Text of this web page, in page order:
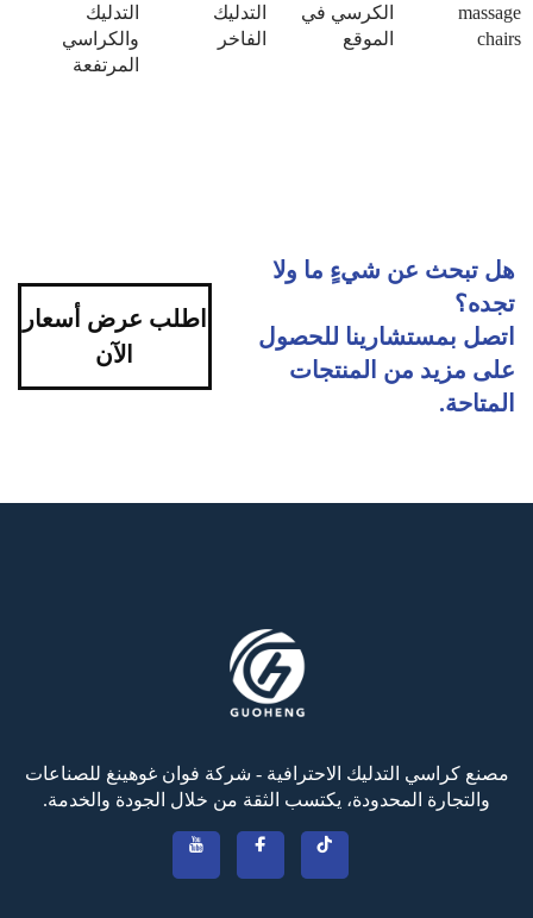
massage
chairs
الكرسي في
الموقع
التدليك
الفاخر
التدليك
والكراسي
المرتفعة
هل تبحث عن شيءٍ ما ولا
تجده؟
اتصل بمستشارينا للحصول
على مزيد من المنتجات
المتاحة.
اطلب عرض أسعار
الآن
مصنع كراسي التدليك الاحترافية - شركة فوان غوهينغ للصناعات
والتجارة المحدودة، يكتسب الثقة من خلال الجودة والخدمة.